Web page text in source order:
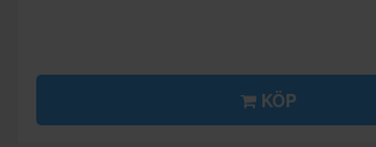
KÖP